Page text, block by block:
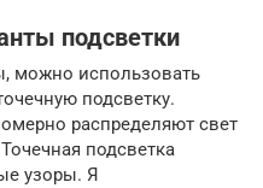
подсветки
можно использовать
подсветку.
распределяют свет
подсветка
узоры. Я